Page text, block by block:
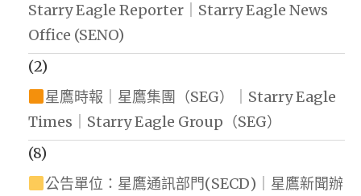
Starry Eagle Reporter｜Starry Eagle News
Office (SENO)
(2)
星鷹時報｜星鷹集團（SEG）｜Starry Eagle
Times｜Starry Eagle Group（SEG）
(8)
公告單位：星鷹通訊部門(SECD)｜星鷹新聞辦